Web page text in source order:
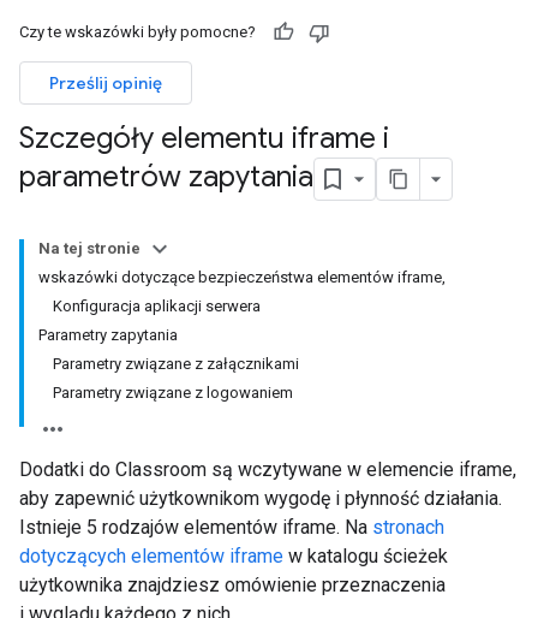
Czy te wskazówki były pomocne?
Prześlij opinię
Szczegóły elementu iframe i
parametrów zapytania
Na tej stronie
wskazówki dotyczące bezpieczeństwa elementów iframe,
Konfiguracja aplikacji serwera
Parametry zapytania
Parametry związane z załącznikami
Parametry związane z logowaniem
Dodatki do Classroom są wczytywane w elemencie iframe,
aby zapewnić użytkownikom wygodę i płynność działania.
Istnieje 5 rodzajów elementów iframe. Na stronach
dotyczących elementów iframe w katalogu ścieżek
użytkownika znajdziesz omówienie przeznaczenia